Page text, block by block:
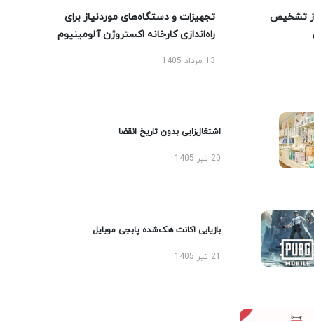
تشخیص
تجهیزات و دستگاه‌های موردنیاز برای
راه‌اندازی کارخانه اکستروژن آلومینیوم
13 مرداد 1405
اشتغال‌زایی بدون تاریخ انقضا
20 تیر 1405
بازیابی اکانت هک‌شده پابجی موبایل